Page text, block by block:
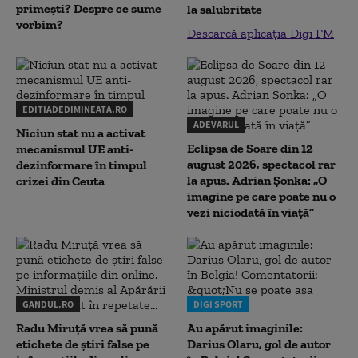
primești? Despre ce sume
vorbim?
la salubritate
Descarcă aplicația Digi FM
EDITIADEDIMINEATA.RO
Niciun stat nu a activat
mecanismul UE anti-
dezinformare în timpul
crizei din Ceuta
ADEVARUL
Eclipsa de Soare din 12
august 2026, spectacol rar
la apus. Adrian Șonka: „O
imagine pe care poate nu o
vezi niciodată în viață”
GANDUL.RO
Radu Miruţă vrea să pună
etichete de știri false pe
DIGI SPORT
Au apărut imaginile:
Darius Olaru, gol de autor